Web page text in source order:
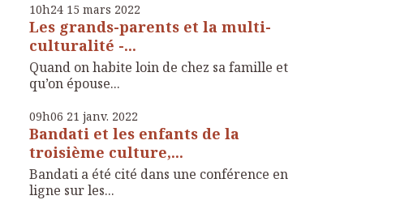
10h24 15 mars 2022
Les grands-parents et la multi-
culturalité -...
Quand on habite loin de chez sa famille et
qu’on épouse...
09h06 21 janv. 2022
Bandati et les enfants de la
troisième culture,...
Bandati a été cité dans une conférence en
ligne sur les...